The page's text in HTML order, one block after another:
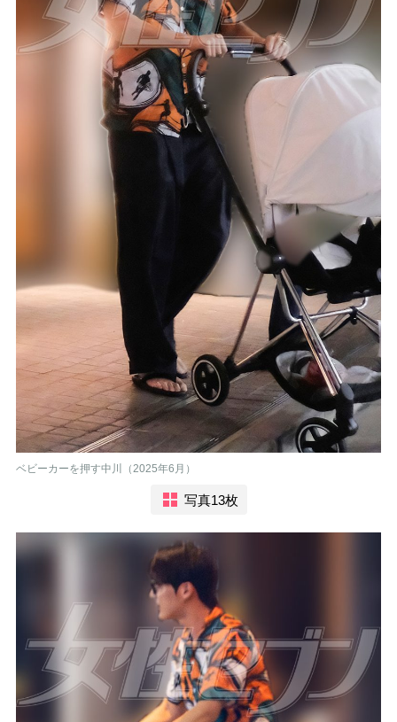
ベビーカーを押す中川（2025年6月）
写真13枚